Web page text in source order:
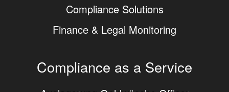
Compliance Solutions
Finance & Legal Monitoring
Compliance as a Service